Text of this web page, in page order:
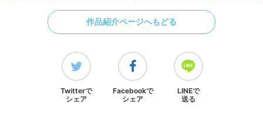
作品紹介ページへもどる
Twitterで
シェア
Facebookで
シェア
LINEで
送る